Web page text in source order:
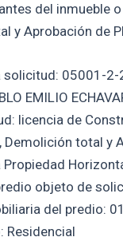
del inmueble
y Aprobación de
solicitud: 05001-
EMILIO
licencia de
Demolición total y
Propiedad
objeto de
del predio:
Residencial